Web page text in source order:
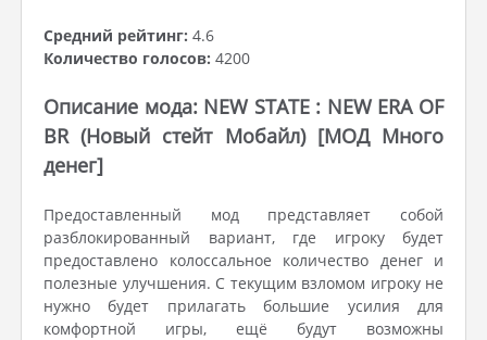
Средний рейтинг: 4.6
Количество голосов: 4200
Описание мода: NEW STATE : NEW ERA OF
BR (Новый стейт Мобайл) [МОД Много
денег]
Предоставленный мод представляет собой
разблокированный вариант, где игроку будет
предоставлено колоссальное количество денег и
полезные улучшения. С текущим взломом игроку не
нужно будет прилагать большие усилия для
комфортной игры, ещё будут возможны